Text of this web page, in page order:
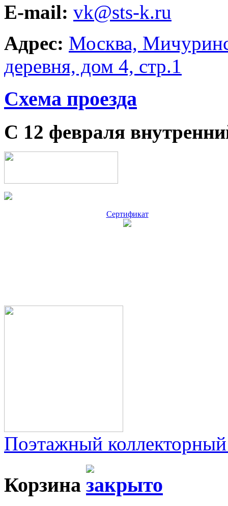
E-mail: vk@sts-k.ru
Адрес: Москва,
деревня, дом 4, стр.1
Схема проезда
С 12 февраля
Сертификат
Поэтажный
Корзина